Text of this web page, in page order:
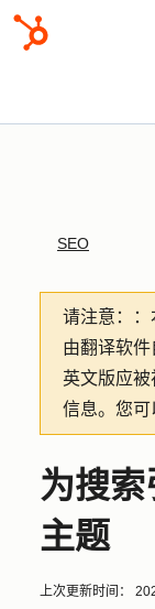
SEO
请注意：
由翻译软
英文版应
信息。您可
为搜
主题
上次更新时间：